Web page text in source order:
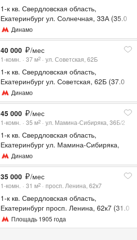
1-к кв. Свердловская область,
Екатеринбург ул. Солнечная, 33А (35.0
м²) Динамо
40 000 /мес
1-комн. 37 м2 ул. Советская, 62Б
1-к кв. Свердловская область,
Екатеринбург ул. Советская, 62Б (37.0
м²) Динамо
45 000 /мес
1-комн. 35 м2 ул. Мамина-Сибиряка, 36Б/2
1-к кв. Свердловская область,
Екатеринбург ул. Мамина-Сибиряка,
36Б/2 (35.0 м²)
Динамо
35 000 /мес
1-комн. 31 м2 просп. Ленина, 62к7
1-к кв. Свердловская область,
Екатеринбург просп. Ленина, 62к7 (31.0
м²) Площадь 1905 года